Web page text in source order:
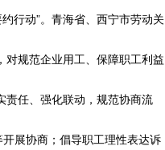
行动”。青海省、西宁市劳动关
规范企业用工、保障职工利益
任、强化联动，规范协商流
展协商；倡导职工理性表达诉